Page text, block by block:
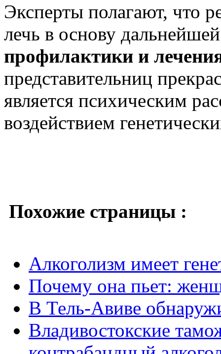
Эксперты полагают, что
лечь в основу
профилактики и
представительниц
является психическим
воздействием
Похожие страницы :
Алкоголизм имеет
Почему она пьет:
В Тель-Авиве
Владивостокские